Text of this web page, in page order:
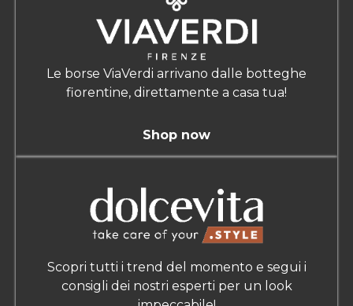
Le borse ViaVerdi arrivano dalle botteghe
fiorentine, direttamente a casa tua!
Shop now
Scopri tutti i trend del momento e segui i
consigli dei nostri esperti per un look